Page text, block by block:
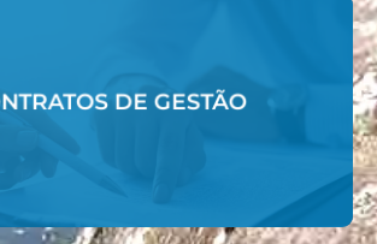
DE GESTÃO
Acessar